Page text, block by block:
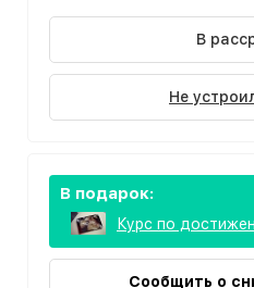
В
Не
В подарок:
Курс по
Сообщить о